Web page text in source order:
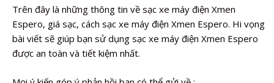
Trên đây là những thông tin về sạc xe máy điện Xmen
Espero, giá sạc, cách sạc xe máy điện Xmen Espero. Hi vọng
bài viết sẽ giúp bạn sử dụng sạc xe máy điện Xmen Espero
được an toàn và tiết kiệm nhất.